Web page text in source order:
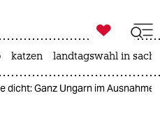
ich

taz zahl ich
katzen landtagswahl in
dicht: Ganz Ungarn im